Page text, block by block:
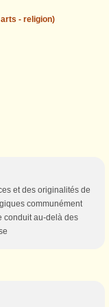
- religion)
et des originalités de
communément
conduit au-delà des